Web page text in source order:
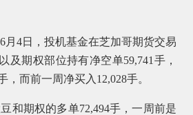
4日，投机基金在芝加哥期货交易
及期权部位持有净空单59,741手，
，而前一周净买入12,028手。
期权的多单72,494手，一周前是